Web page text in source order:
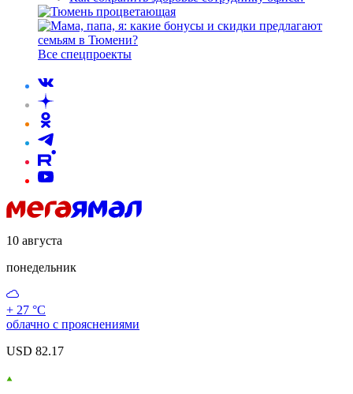
Все спецпроекты
10 августа
понедельник
+ 27 °С
облачно с прояснениями
USD 82.17